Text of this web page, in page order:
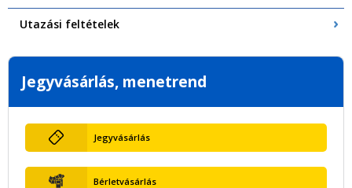
Utazási feltételek
Jegyvásárlás, menetrend
Jegyvásárlás
Bérletvásárlás